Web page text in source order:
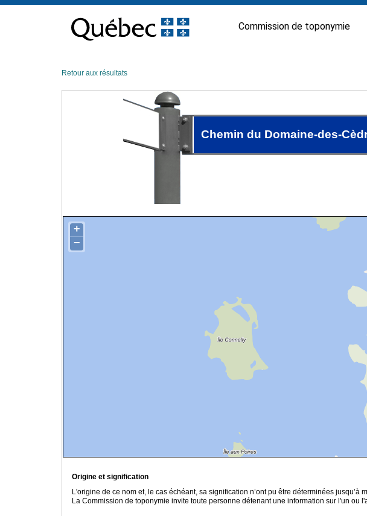
contenu
Commission de toponymie
Retour aux résultats
Chemin du Domaine-des-
+
−
Origine et signification
L'origine de ce nom et, le cas échéant, sa signification n’ont pu être déterminées jusqu’à
La Commission de toponymie invite toute personne détenant une information sur l'un ou